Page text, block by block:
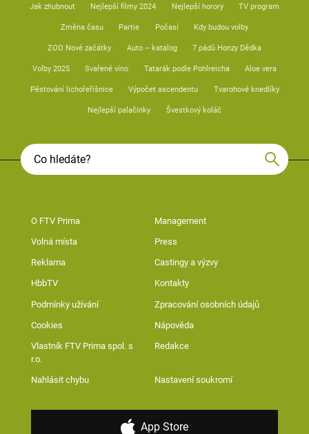
Jak zhubnout Nejlepší filmy 2024 Nejlepší horory TV program
Změna času Partie Počasí Kdy budou volby
ZOO Nové začátky Auto – katalog 7 pádů Honzy Dědka
Volby 2025 Svařené víno Tatarák podle Pohlreicha Aloe vera
Pěstování lichořeřišnice Výpočet ascendentu Tvarohové knedlíky
Nejlepší palačinky Švestkový koláč
O FTV Prima Management
Volná místa Press
Reklama Castingy a výzvy
HbbTV Kontakty
Podmínky užívání Zpracování osobních údajů
Cookies Nápověda
Vlastník FTV Prima spol. s
r.o.
Redakce
Nahlásit chybu Nastavení soukromí
App Store